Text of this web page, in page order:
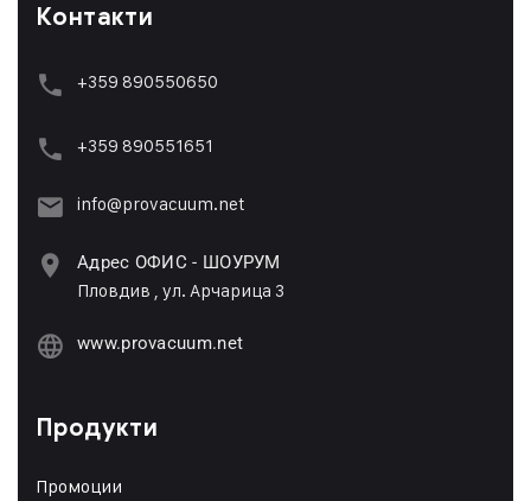
Контакти
+359 890550650
+359 890551651
info@provacuum.net
Адрес ОФИС - ШОУРУМ
Пловдив , ул. Арчарица 3
www.provacuum.net
Продукти
Промоции